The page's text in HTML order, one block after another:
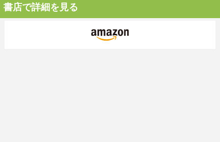
書店で詳細を見る